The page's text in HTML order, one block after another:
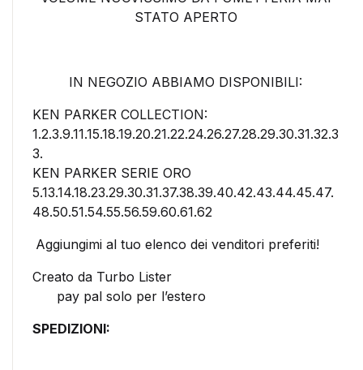
STATO APERTO
IN NEGOZIO ABBIAMO DISPONIBILI:
KEN PARKER COLLECTION:
1.2.3.9.11.15.18.19.20.21.22.24.26.27.28.29.30.31.32.3
3.
KEN PARKER SERIE ORO
5.13.14.18.23.29.30.31.37.38.39.40.42.43.44.45.47.
48.50.51.54.55.56.59.60.61.62
Aggiungimi al tuo elenco dei venditori preferiti!
Creato da Turbo Lister
pay pal solo per l’estero
SPEDIZIONI: